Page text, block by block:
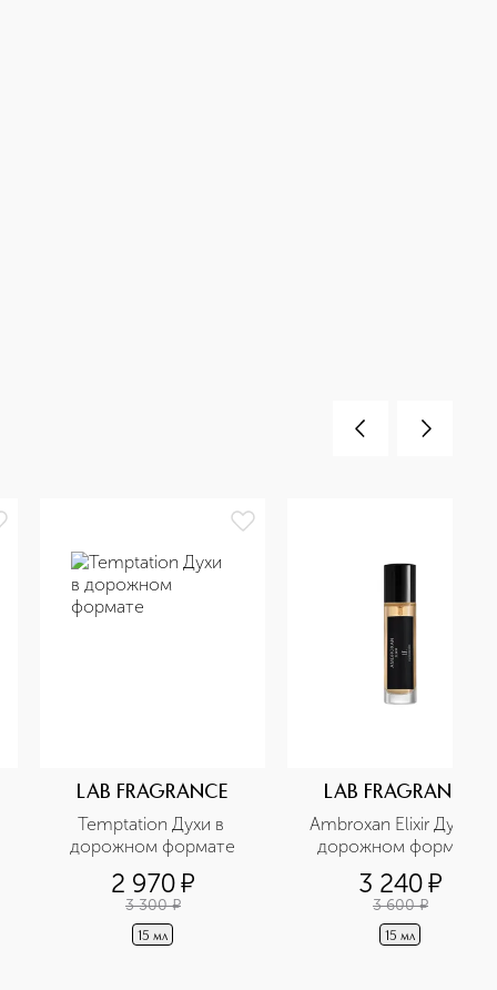
LAB FRAGRANCE
Temptation Духи в
дорожном формате
2 970¤
3 300 ¤
15 мл
LAB FRAGRANCE
Ambroxan Elixir Духи в
дорожном формате
3 240¤
3 600 ¤
15 мл